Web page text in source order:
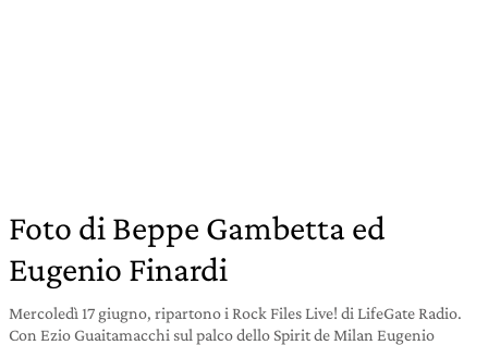
Foto di Beppe Gambetta ed
Eugenio Finardi
Mercoledì 17 giugno, ripartono i Rock Files Live! di LifeGate Radio.
Con Ezio Guaitamacchi sul palco dello Spirit de Milan Eugenio